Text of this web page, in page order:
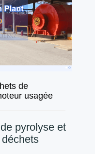
de
usagée
pyrolyse et